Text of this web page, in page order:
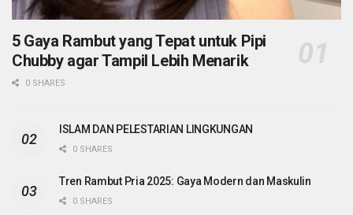
5 Gaya Rambut yang Tepat untuk Pipi
Chubby agar Tampil Lebih Menarik
0 SHARES
ISLAM DAN PELESTARIAN LINGKUNGAN
0 SHARES
Tren Rambut Pria 2025: Gaya Modern dan Maskulin
0 SHARES